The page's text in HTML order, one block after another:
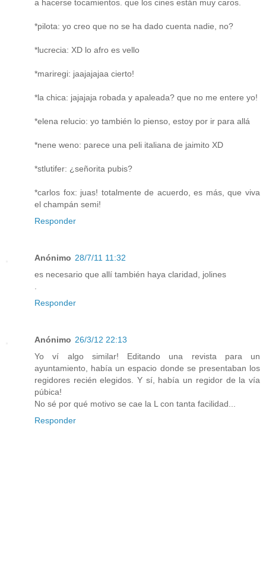
a hacerse tocamientos. que los cines están muy caros.
*pilota: yo creo que no se ha dado cuenta nadie, no?
*lucrecia: XD lo afro es vello
*mariregi: jaajajajaa cierto!
*la chica: jajajaja robada y apaleada? que no me entere yo!
*elena relucio: yo también lo pienso, estoy por ir para allá
*nene weno: parece una peli italiana de jaimito XD
*stlutifer: ¿señorita pubis?
*carlos fox: juas! totalmente de acuerdo, es más, que viva
el champán semi!
Responder
Anónimo 28/7/11 11:32
es necesario que allí también haya claridad, jolines
Responder
Anónimo 26/3/12 22:13
Yo ví algo similar! Editando una revista para un
ayuntamiento, había un espacio donde se presentaban los
regidores recién elegidos. Y sí, había un regidor de la vía
púbica!
No sé por qué motivo se cae la L con tanta facilidad...
Responder